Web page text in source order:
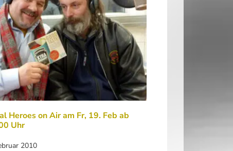
Heroes on Air am Fr, 19. Feb ab
Uhr
2010